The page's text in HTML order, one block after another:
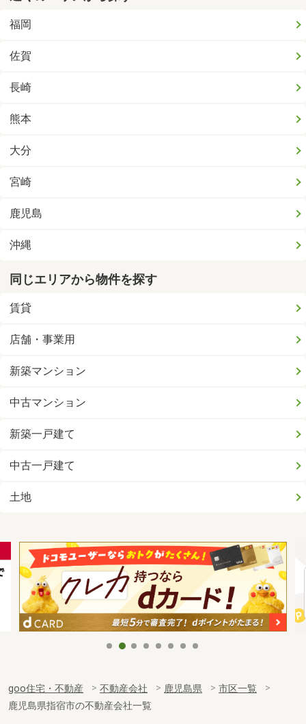
福岡
佐賀
長崎
熊本
大分
宮崎
鹿児島
沖縄
同じエリアから物件を探す
賃貸
店舗・事業用
新築マンション
中古マンション
新築一戸建て
中古一戸建て
土地
goo住宅・不動産 不動産会社 鹿児島県
市区一覧
鹿児島県指宿市の不動産会社一覧